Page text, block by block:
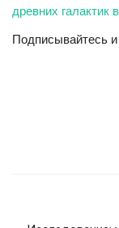
древних галактик
Подписывайтесь